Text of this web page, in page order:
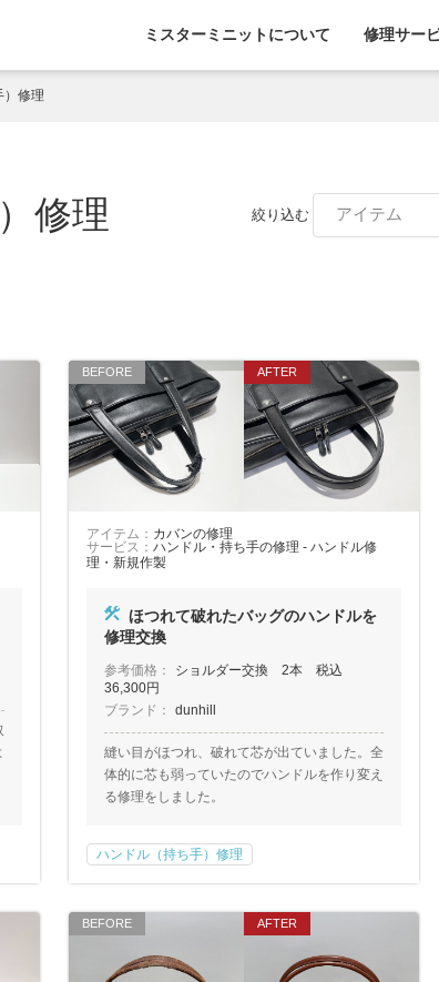
ミスターミニットについて 修理サー
）修理
修理
アイテム： カバンの修理
サービス： ハンドル・持ち手の修理 - ハンドル修
理・新規作製
ほつれて破れたバッグのハンドルを
修理交換
参考価格：
ショルダー交換 2本 税込
36,300円
ブランド：
dunhill
縫い目がほつれ、破れて芯が出ていました。全
体的に芯も弱っていたのでハンドルを作り変え
る修理をしました。
ハンドル（持ち手）修理